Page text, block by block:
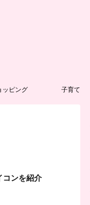
ッピング 子育て
コンを紹介